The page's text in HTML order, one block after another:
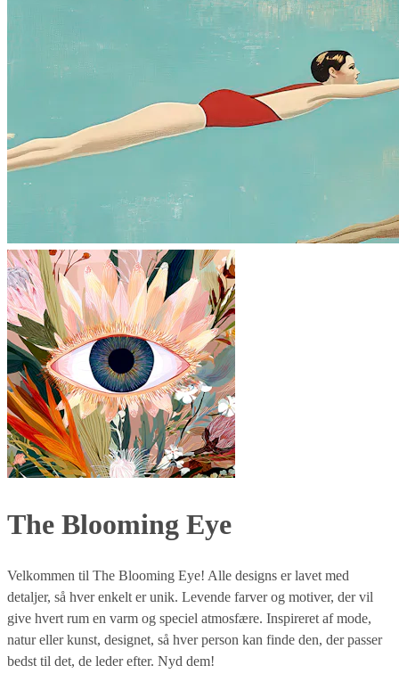
The Blooming Eye
Velkommen til The Blooming Eye! Alle designs er lavet med
detaljer, så hver enkelt er unik. Levende farver og motiver, der vil
give hvert rum en varm og speciel atmosfære. Inspireret af mode,
natur eller kunst, designet, så hver person kan finde den, der passer
bedst til det, de leder efter. Nyd dem!